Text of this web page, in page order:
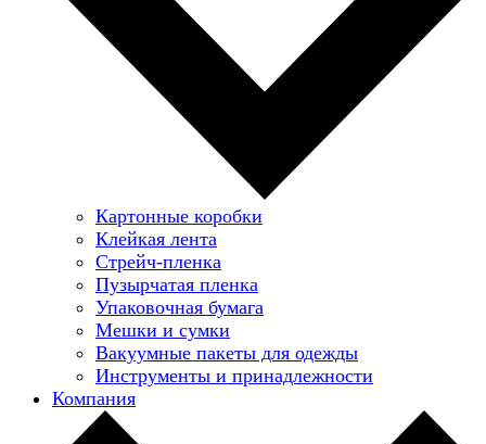
Картонные коробки
Клейкая лента
Стрейч-пленка
Пузырчатая пленка
Упаковочная бумага
Мешки и сумки
Вакуумные пакеты для одежды
Инструменты и принадлежности
Компания